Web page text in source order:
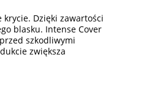
Dzięki zawartości
blasku. Intense Cover
szkodliwymi
zwiększa